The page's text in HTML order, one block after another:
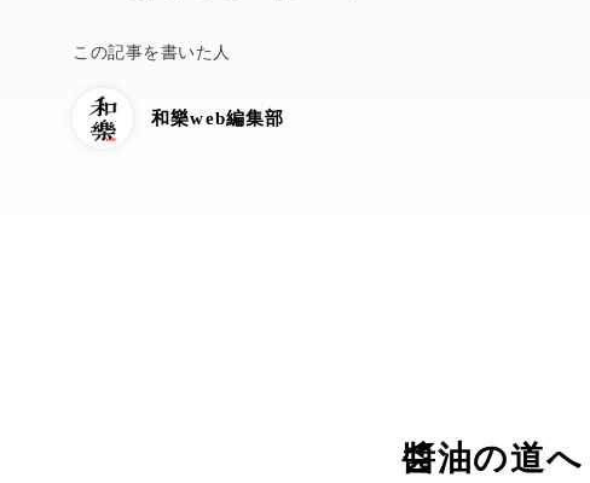
この記事を書いた人
和樂web編集部
醬油の道へ